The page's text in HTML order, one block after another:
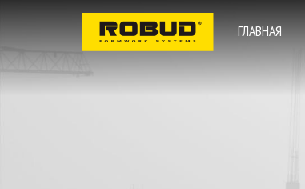
ГЛАВНАЯ